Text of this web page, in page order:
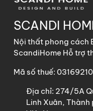
SCANDI
Nội thất phong cách
ScandiHome Hỗ trợ
Mã số thuế:
Địa chỉ: 274/5A
Linh Xuân, Thành